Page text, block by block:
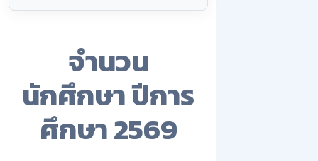
จำนวน
นักศึกษา ปีการ
ศึกษา 2569